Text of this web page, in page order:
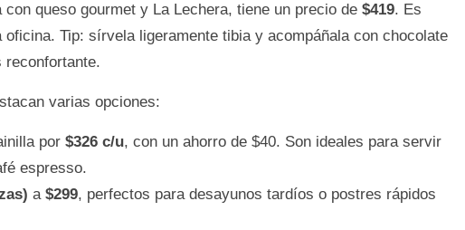
con queso gourmet y La Lechera, tiene un precio de $419. Es
Tip: sírvela ligeramente tibia y acompáñala con chocolate
reconfortante.
varias opciones:
por $326 c/u, con un ahorro de $40. Son ideales para servir
espresso.
a $299, perfectos para desayunos tardíos o postres rápidos